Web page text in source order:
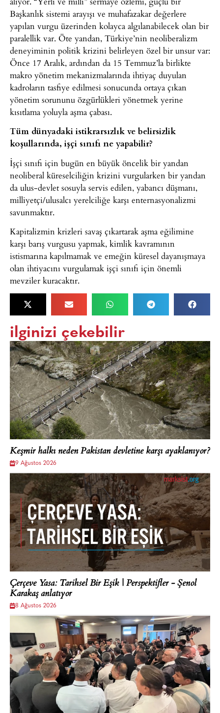
Başkanlık sistemi arayışı ve muhafazakar değerlere
yapılan vurgu üzerinden kolayca algılanabilecek olan bir
paralellik var. Öte yandan, Türkiye’nin neoliberalizm
deneyiminin politik krizini belirleyen özel bir unsur var:
Önce 17 Aralık, ardından da 15 Temmuz’la birlikte
makro yönetim mekanizmalarında ihtiyaç duyulan
kadroların tasfiye edilmesi sonucunda ortaya çıkan
yönetim sorununu özgürlükleri yönetmek yerine
kısıtlama yoluyla aşma çabası.
Tüm dünyadaki istikrarsızlık ve belirsizlik
koşullarında, işçi sınıfı ne yapabilir?
İşçi sınıfı için bugün en büyük öncelik bir yandan
neoliberal küreselciliğin krizini vurgularken bir yandan
da ulus-devlet sosuyla servis edilen, yabancı düşmanı,
milliyetçi/ulusalcı yerelciliğe karşı enternasyonalizmi
savunmaktır.
Kapitalizmin krizleri savaş çıkartarak aşma eğilimine
karşı barış vurgusu yapmak, kimlik kavramının
istismarına kapılmamak ve emeğin küresel dayanışmaya
olan ihtiyacını vurgulamak işçi sınıfı için önemli
mevziler kuracaktır.
ilginizi çekebilir
Keşmir halkı neden Pakistan devletine karşı ayaklanıyor?
9 Ağustos 2026
Çerçeve Yasa: Tarihsel Bir Eşik | Perspektifler - Şenol
Karakaş anlatıyor
8 Ağustos 2026